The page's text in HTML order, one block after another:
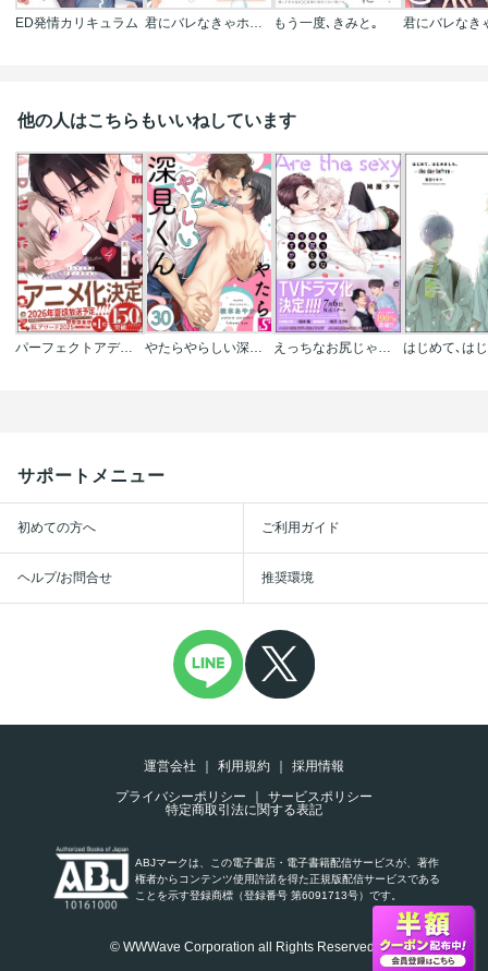
ED発情カリキュラム 君にバレなきゃホントはもっと【特典ペーパー/電子限定描き下ろし付き】 もう一度､きみと｡
他の人はこちらもいいねしています
パーフェクトアディクション やたらやらしい深見くん
サポートメニュー
初めての方へ ご利用ガイド
ヘルプ/お問合せ 推奨環境
運営会社 利用規約
採用情報
プライバシーポリシー
サービスポリシー
特定商取引法に関する表記
ABJマークは、この電子書店・電子書籍配信サービスが、著作
権者からコンテンツ使用許諾を得た正規版配信サービスである
ことを示す登録商標（登録番号 第6091713号）です。
© WWWave Corporation all Rights Reserved.